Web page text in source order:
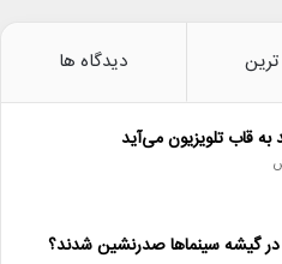
ترین دیدگاه ها
قاب تلویزیون می‌آید
در گیشه سینماها صدرنشین شدند؟